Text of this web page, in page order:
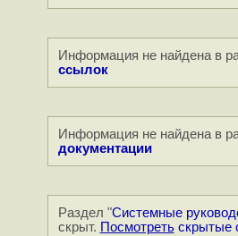
Информация не найдена в
ссылок
Информация не найдена в
документации
Раздел "Системные
скрыт. Посмотретьскрытые